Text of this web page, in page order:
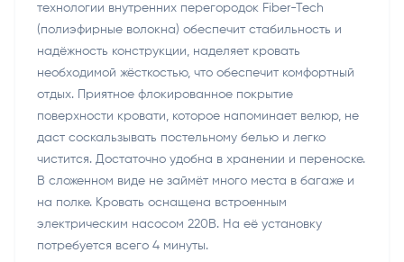
технологии внутренних перегородок Fiber-Tech
(полиэфирные волокна) обеспечит стабильность и
надёжность конструкции, наделяет кровать
необходимой жёсткостью, что обеспечит комфортный
отдых. Приятное флокированное покрытие
поверхности кровати, которое напоминает велюр, не
даст соскальзывать постельному белью и легко
чистится. Достаточно удобна в хранении и переноске.
В сложенном виде не займёт много места в багаже и
на полке. Кровать оснащена встроенным
электрическим насосом 220В. На её установку
потребуется всего 4 минуты.